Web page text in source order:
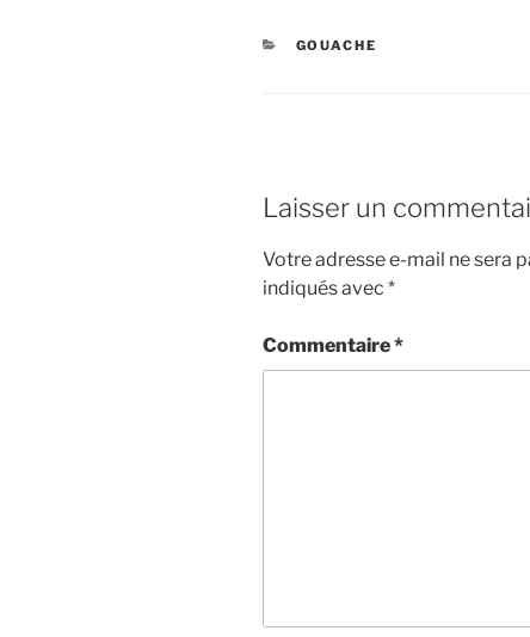
CATÉGORIES
GOUACHE
Laisser un
Votre adresse e-mail ne sera
indiqués avec *
Commentaire*